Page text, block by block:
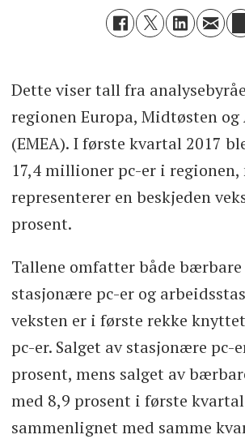
Dette viser tall fra
regionen Europa, Midtøsten
(EMEA). I første kvartal 2017
17,4 millioner pc-er i regionen,
representerer en beskjeden
prosent.
Tallene omfatter både bærbare
stasjonære pc-er og
veksten er i første rekke
pc-er. Salget av stasjonære pc-
prosent, mens salget av
med 8,9 prosent i første
sammenlignet med samme